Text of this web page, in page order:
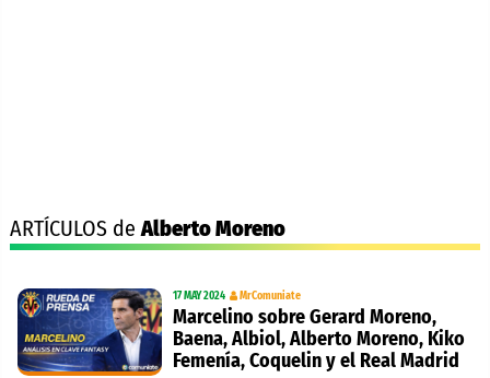
ARTÍCULOS deAlberto Moreno
17 MAY 2024 MrComuniate
Marcelino sobre Gerard Moreno,
Baena, Albiol, Alberto Moreno, Kiko
Femenía, Coquelin y el Real Madrid